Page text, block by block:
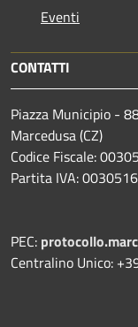
Eventi
CONTATTI
Piazza Municipio -
Marcedusa (CZ)
Codice Fiscale:
Partita IVA:
PEC:
Centralino Unico: